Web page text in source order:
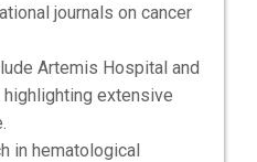
journals on cancer
Artemis Hospital and
highlighting extensive
in hematological